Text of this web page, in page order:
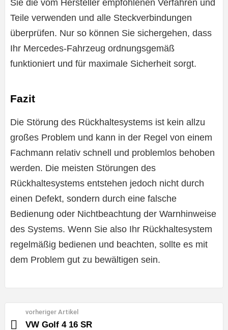
Sie die vom Hersteller empfohlenen Verfahren und
Teile verwenden und alle Steckverbindungen
überprüfen. Nur so können Sie sichergehen, dass
Ihr Mercedes-Fahrzeug ordnungsgemäß
funktioniert und für maximale Sicherheit sorgt.
Fazit
Die Störung des Rückhaltesystems ist kein allzu
großes Problem und kann in der Regel von einem
Fachmann relativ schnell und problemlos behoben
werden. Die meisten Störungen des
Rückhaltesystems entstehen jedoch nicht durch
einen Defekt, sondern durch eine falsche
Bedienung oder Nichtbeachtung der Warnhinweise
des Systems. Wenn Sie also Ihr Rückhaltesystem
regelmäßig bedienen und beachten, sollte es mit
dem Problem gut zu bewältigen sein.
more
vorheriger Artikel
VW Golf 4 16 SR